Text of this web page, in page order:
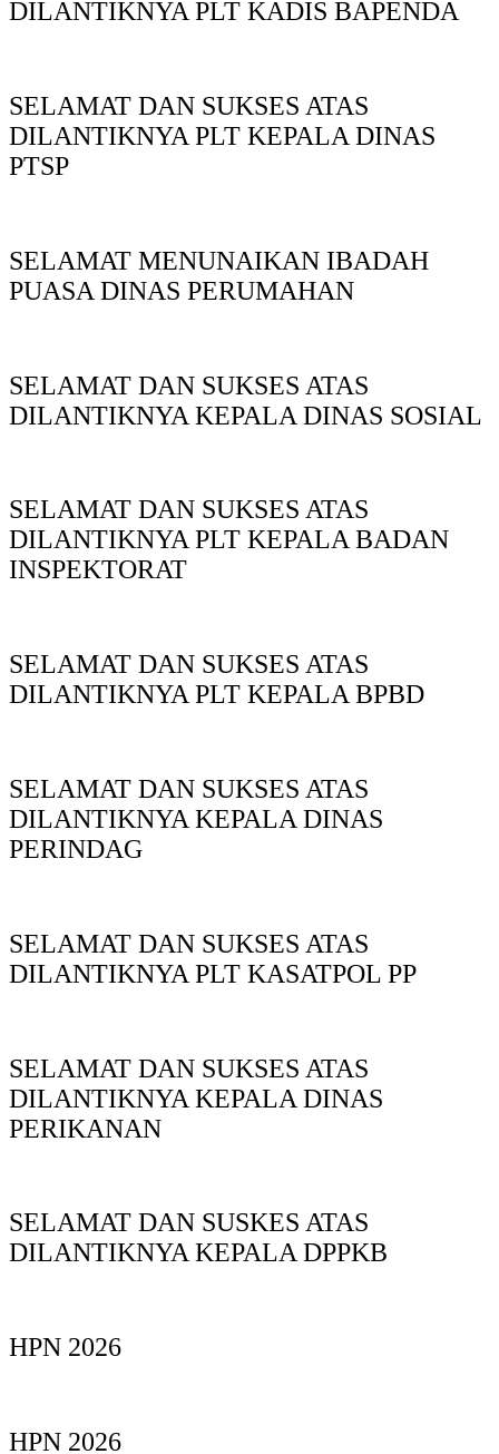
DILANTIKNYA PLT KADIS BAPENDA
SELAMAT DAN SUKSES ATAS
DILANTIKNYA PLT KEPALA DINAS
PTSP
SELAMAT MENUNAIKAN IBADAH
PUASA DINAS PERUMAHAN
SELAMAT DAN SUKSES ATAS
DILANTIKNYA KEPALA DINAS SOSIAL
SELAMAT DAN SUKSES ATAS
DILANTIKNYA PLT KEPALA BADAN
INSPEKTORAT
SELAMAT DAN SUKSES ATAS
DILANTIKNYA PLT KEPALA BPBD
SELAMAT DAN SUKSES ATAS
DILANTIKNYA KEPALA DINAS
PERINDAG
SELAMAT DAN SUKSES ATAS
DILANTIKNYA PLT KASATPOL PP
SELAMAT DAN SUKSES ATAS
DILANTIKNYA KEPALA DINAS
PERIKANAN
SELAMAT DAN SUSKES ATAS
DILANTIKNYA KEPALA DPPKB
HPN 2026
HPN 2026